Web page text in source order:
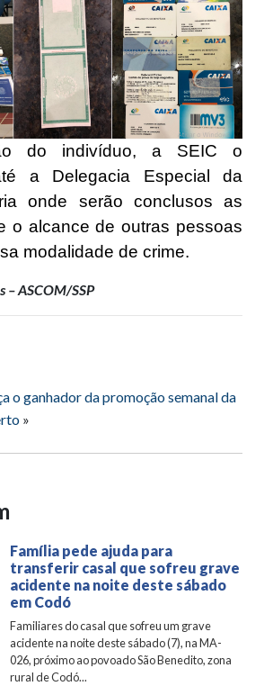
do indivíduo, a SEIC o
a Delegacia Especial da
onde serão conclusos as
o alcance de outras pessoas
modalidade de crime.
– ASCOM/SSP
o ganhador da promoção semanal da
»
Família pede ajuda para
transferir casal que sofreu grave
acidente na noite deste sábado
em Codó
Familiares do casal que sofreu um grave
acidente na noite deste sábado (7), na MA-
026, próximo ao povoado São Benedito, zona
rural de Codó...